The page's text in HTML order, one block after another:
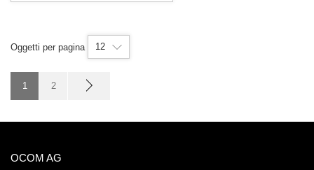
Oggetti per pagina 12
1 2
OCOM AG